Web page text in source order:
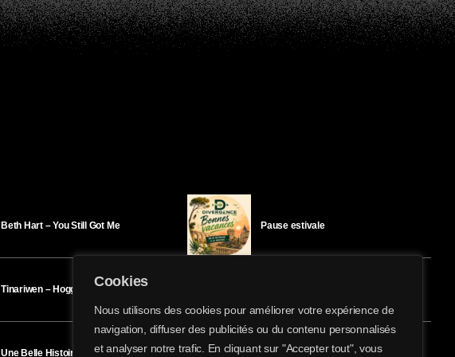
Cookies
Nous utilisons des cookies pour améliorer votre expérience de
navigation, diffuser des publicités ou du contenu personnalisés
et analyser notre trafic. En cliquant sur "Accepter tout", vous
share
email
Beth Hart – You Still Got Me
Tinariwen – Hoggar
Une Belle Histoire – Héloïse Bay
Pause estivale
Ici l’Ombre – mardi 28 juillet